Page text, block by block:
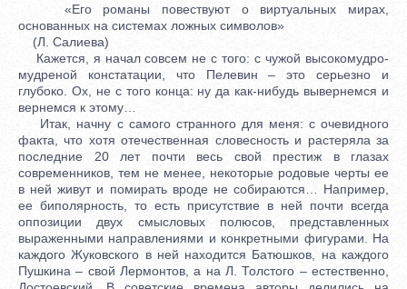
«Его романы повествуют о виртуальных мирах,
основанных на системах ложных символов»
(Л. Салиева)
Кажется, я начал совсем не с того: с чужой высокомудро-
мудреной констатации, что Пелевин – это серьезно и
глубоко. Ох, не с того конца: ну да как-нибудь вывернемся и
вернемся к этому…
Итак, начну с самого странного для меня: с очевидного
факта, что хотя отечественная словесность и растеряла за
последние 20 лет почти весь свой престиж в глазах
современников, тем не менее, некоторые родовые черты ее
в ней живут и помирать вроде не собираются… Например,
ее биполярность, то есть присутствие в ней почти всегда
оппозиции двух смысловых полюсов, представленных
выраженными направлениями и конкретными фигурами. На
каждого Жуковского в ней находится Батюшков, на каждого
Пушкина – свой Лермонтов, а на Л. Толстого – естественно,